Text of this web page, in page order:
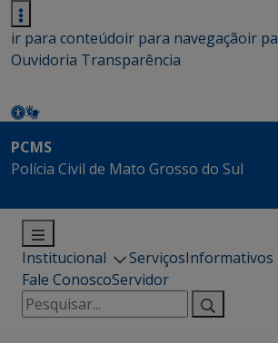
ir para conteúdoir para navegaçãoir
Ouvidoria Transparência
PCMS
Polícia Civil de Mato Grosso do Sul
Institucional ServiçosInformativos
Fale ConoscoServidor
Pesquisar
por: